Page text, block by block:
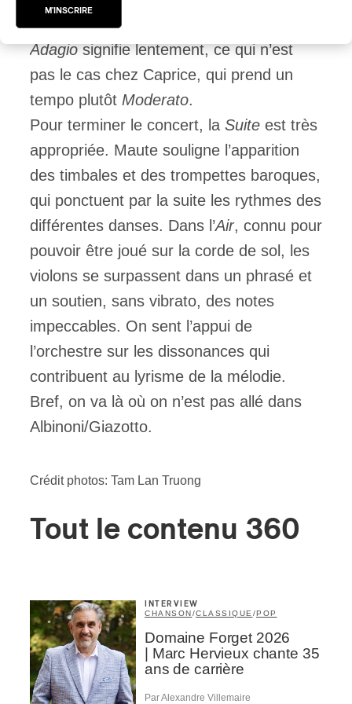
interprétation qui passera à l’histoire.
Adagiosignifie lentement, ce qui n’est
pas le cas chez Caprice, qui prend un
tempo plutôt Moderato.
Pour terminer le concert, la Suite est très
appropriée. Maute souligne l’apparition
des timbales et des trompettes baroques,
qui ponctuent par la suite les rythmes des
différentes danses. Dans l’Air, connu pour
pouvoir être joué sur la corde de sol, les
violons se surpassent dans un phrasé et
un soutien, sans vibrato, des notes
impeccables. On sent l’appui de
l’orchestre sur les dissonances qui
contribuent au lyrisme de la mélodie.
Bref, on va là où on n’est pas allé dans
Albinoni/Giazotto.
Crédit photos: Tam Lan Truong
Tout le contenu 360
INTERVIEW
CHANSON/CLASSIQUE /POP
Domaine Forget 2026
| Marc Hervieux chante 35
ans de carrière
Par Alexandre Villemaire
M'INSCRIRE